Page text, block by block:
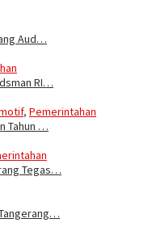
Aud…
RI…
, Pemerintahan
Tahun …
Tegas…